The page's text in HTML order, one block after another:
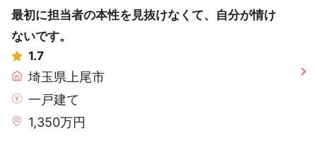
最初に担当者の本性を見抜けなくて、自分が情け
ないです。
1.7
埼玉県上尾市
一戸建て
1,350万円